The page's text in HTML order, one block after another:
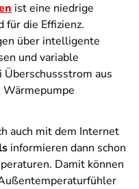
ist eine niedrige
für die Effizienz.
über intelligente
und variable
aus
Wärmepumpe
auch mit dem Internet
informieren dann schon
Damit können